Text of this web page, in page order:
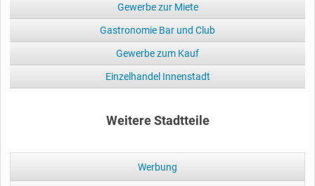
Gewerbe zur Miete
Gastronomie Bar und Club
Gewerbe zum Kauf
Einzelhandel Innenstadt
Weitere Stadtteile
Werbung